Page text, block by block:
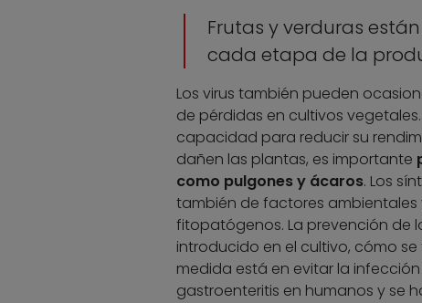
Frutas y verduras
cada etapa de la
Los virus también pueden
de pérdidas en cultivos
capacidad para reducir su
dañen las plantas, es importante
como pulgones y ácaros. Los
también de factores
fitopatógenos. La prevención de
introducido en el cultivo, cómo
medida está en evitar la infección
gastroenteritis en humanos y se